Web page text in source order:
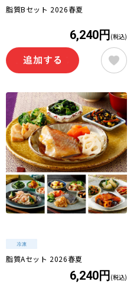
脂質Bセット 2026春夏
6,240円 (税込)
脂質Aセット 2026春夏
6,240円 (税込)